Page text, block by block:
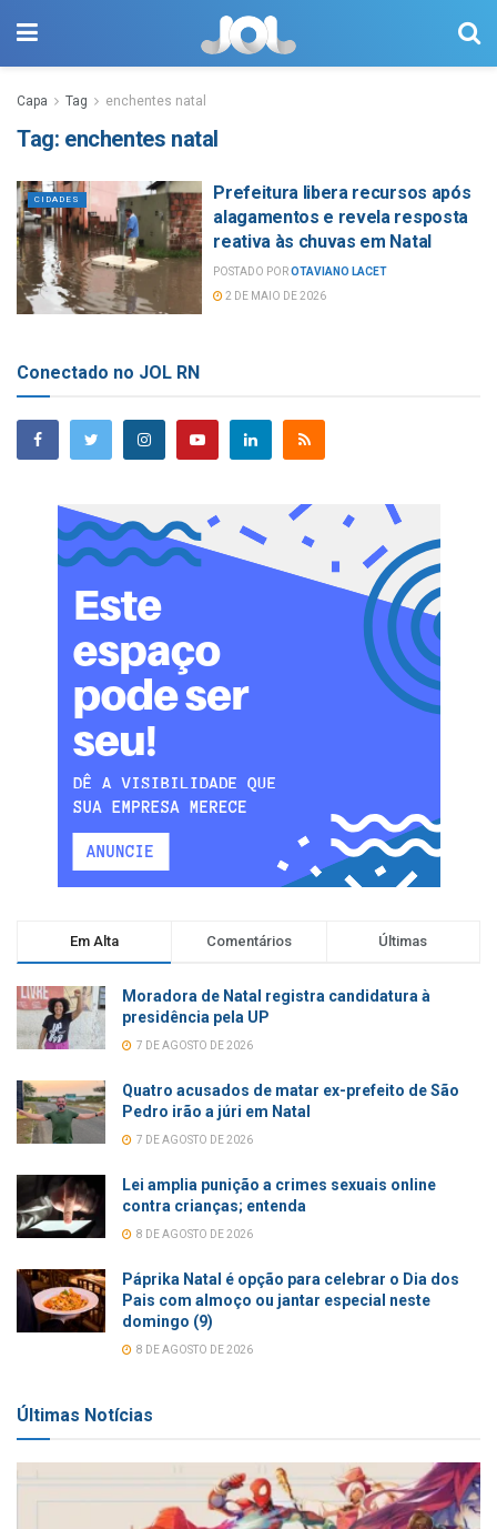
Capa Tag enchentes natal
Tag: enchentes natal
CIDADES
Prefeitura libera recursos após
alagamentos e revela resposta
reativa às chuvas em Natal
POSTADO POROTAVIANO LACET
2 DE MAIO DE 2026
Conectado no JOL RN
Em Alta Comentários Últimas
Moradora de Natal registra candidatura à
presidência pela UP
7 DE AGOSTO DE 2026
Quatro acusados de matar ex-prefeito de São
Pedro irão a júri em Natal
7 DE AGOSTO DE 2026
Lei amplia punição a crimes sexuais online
contra crianças; entenda
8 DE AGOSTO DE 2026
Páprika Natal é opção para celebrar o Dia dos
Pais com almoço ou jantar especial neste
domingo (9)
8 DE AGOSTO DE 2026
Últimas Notícias